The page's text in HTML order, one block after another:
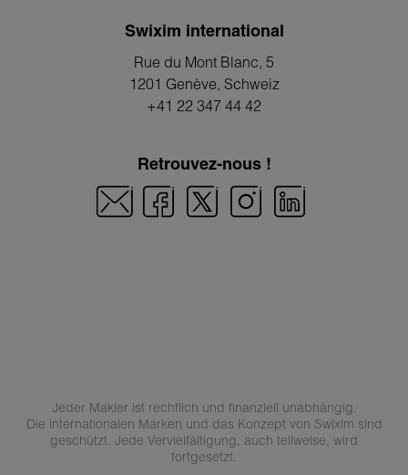
Swixim international
Rue du Mont Blanc, 5
1201 Genève, Schweiz
+41 22 347 44 42
Retrouvez-nous !
Jeder Makler ist rechtlich und finanziell unabhängig.
Die internationalen Marken und das Konzept von Swixim sind
geschützt. Jede Vervielfältigung, auch teilweise, wird
fortgesetzt.